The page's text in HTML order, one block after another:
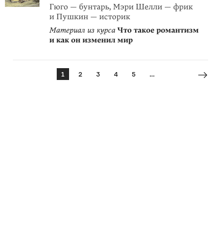
Гюго — бунтарь, Мэри Шелли — фрик
и Пушкин — историк
Материал из курса Что такое романтизм
и как он изменил мир
1 2 3 4 5 …